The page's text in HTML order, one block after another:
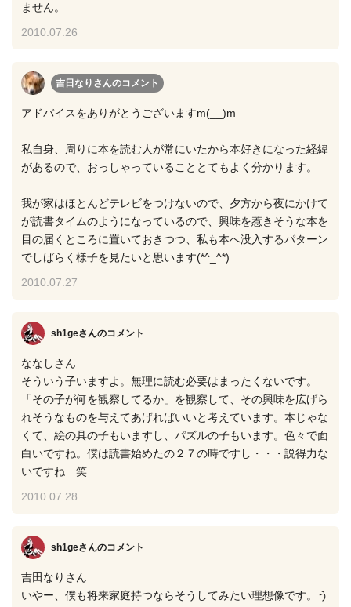
ません。
2010.07.26
吉日なりさんのコメント
アドバイスをありがとうございますm(__)m
私自身、周りに本を読む人が常にいたから本好きになった経緯
があるので、おっしゃっていることとてもよく分かります。
我が家はほとんどテレビをつけないので、夕方から夜にかけて
が読書タイムのようになっているので、興味を惹きそうな本を
目の届くところに置いておきつつ、私も本へ没入するパターン
でしばらく様子を見たいと思います(*^_^*)
2010.07.27
sh1geさんのコメント
ななしさん
そういう子いますよ。無理に読む必要はまったくないです。
「その子が何を観察してるか」を観察して、その興味を広げら
れそうなものを与えてあげればいいと考えています。本じゃな
くて、絵の具の子もいますし、パズルの子もいます。色々で面
白いですね。僕は読書始めたの２７の時ですし・・・説得力な
いですね 笑
2010.07.28
sh1geさんのコメント
吉田なりさん
いやー、僕も将来家庭持つならそうしてみたい理想像です。う